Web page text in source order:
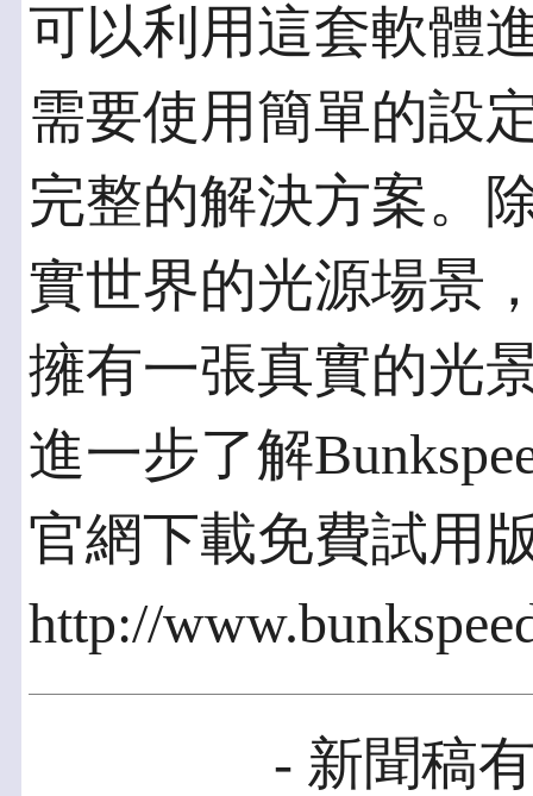
可以利用這套軟體
需要使用簡單的設
完整的解決方案。
實世界的光源場景
擁有一張真實的光
進一步了解
官網下載免費試用
http://
- 新聞稿